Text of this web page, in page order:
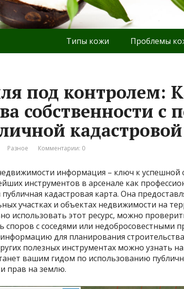
Типы кожи Проблемы
под контролем:
собственности
Разное Комментарии: 0
информация – ключ к успешной
инструментов в арсенале как
публичная кадастровая карта. Она
участках и объектах недвижимости на
использовать этот ресурс, можно
споров с соседями или недобросовестными
для планирования
полезных инструментах можно узнать на
вашим гидом по использованию
прав на землю.